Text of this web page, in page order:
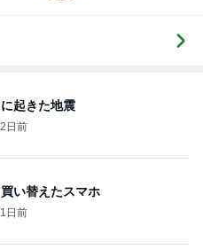
起きた地震
2日前
い替えたスマホ
1日前